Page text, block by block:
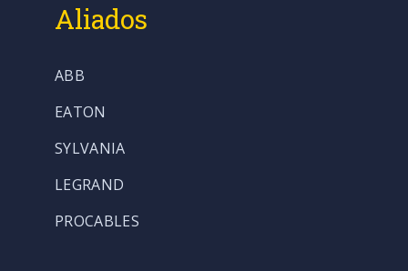
Aliados
ABB
EATON
SYLVANIA
LEGRAND
PROCABLES